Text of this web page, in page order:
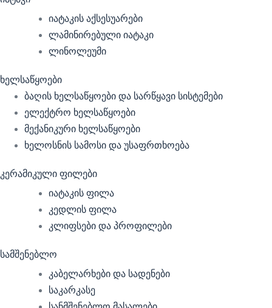
იატაკის აქსესუარები
ლამინირებული იატაკი
ლინოლეუმი
ხელსაწყოები
ბაღის ხელსაწყოები და სარწყავი სისტემები
ელექტრო ხელსაწყოები
მექანიკური ხელსაწყოები
ხელოსნის სამოსი და უსაფრთხოება
კერამიკული ფილები
იატაკის ფილა
კედლის ფილა
კლიფსები და პროფილები
სამშენებლო
კაბელარხები და სადენები
საკარკასე